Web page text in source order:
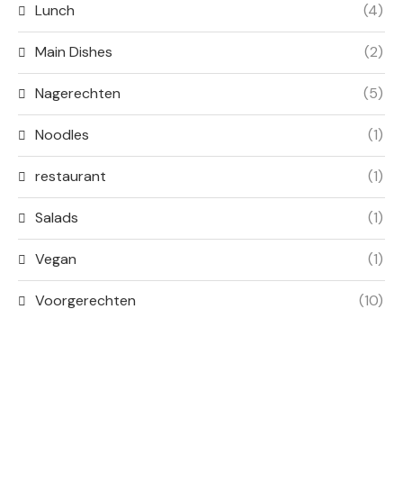
Lunch (4)
Main Dishes (2)
Nagerechten (5)
Noodles (1)
restaurant (1)
Salads (1)
Vegan (1)
Voorgerechten (10)